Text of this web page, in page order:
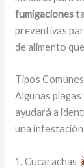
fumigaciones
preventivas
de alimento
Tipos
Algunas
ayudará a
una
1. Cucarachas